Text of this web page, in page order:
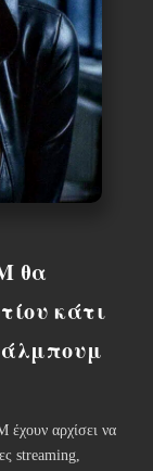
θα
κάτι
άλμπουμ
αρχίσει να
streaming,